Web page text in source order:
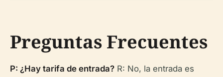
Preguntas Frecuentes
P: ¿Hay tarifa de entrada? R: No, la entrada es